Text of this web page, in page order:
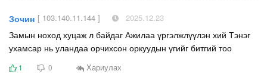
Зочин [ 103.140.11.144 ] 2025.12.23
Замын ноход хуцаж л байдаг Ажилаа үргэлжлүүлэн хий Тэнэг
ухамсар нь уландаа орчихсон оркуудын үгийг битгий тоо
1 0 Хариулах